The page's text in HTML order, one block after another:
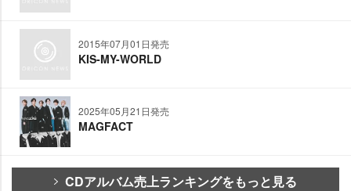
2015年07月01日発売
KIS-MY-WORLD
2025年05月21日発売
MAGFACT
CDアルバム売上ランキングをもっと見る